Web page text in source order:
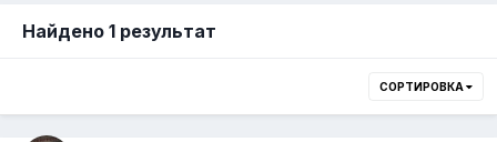
Найдено 1 результат
СОРТИРОВКА